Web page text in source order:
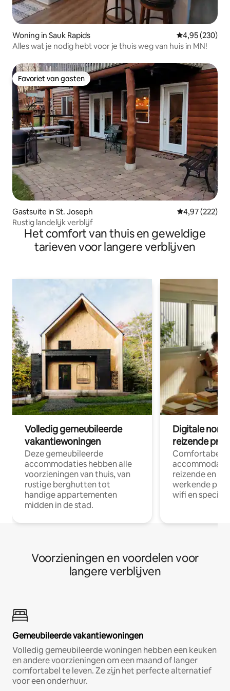
Woning in Sauk Rapids Gemiddelde
4,95 (230)
Alles wat je nodig hebt voor je thuis weg van huis in MN!
Favoriet van gasten
Favoriet van gasten
Gastsuite in St. Joseph Gemiddelde
4,97 (222)
Rustig landelijk verblijf
Het comfort van thuis en geweldige
tarieven voor langere verblijven
Volledig gemeubileerde
vakantiewoningen
Deze gemeubileerde
accommodaties hebben alle
voorzieningen van thuis, van
rustige berghutten tot
handige appartementen
midden in de stad.
Digitale
reizende
Comfortabele
reizende en
werkende
wifi en
Voorzieningen en voordelen voor
langere verblijven
Gemeubileerde vakantiewoningen
Volledig gemeubileerde woningen hebben een keuken
en andere voorzieningen om een maand of langer
comfortabel te leven. Ze zijn het perfecte alternatief
voor een onderhuur.